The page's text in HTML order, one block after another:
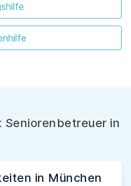
Seniorenbetreuer in
in München